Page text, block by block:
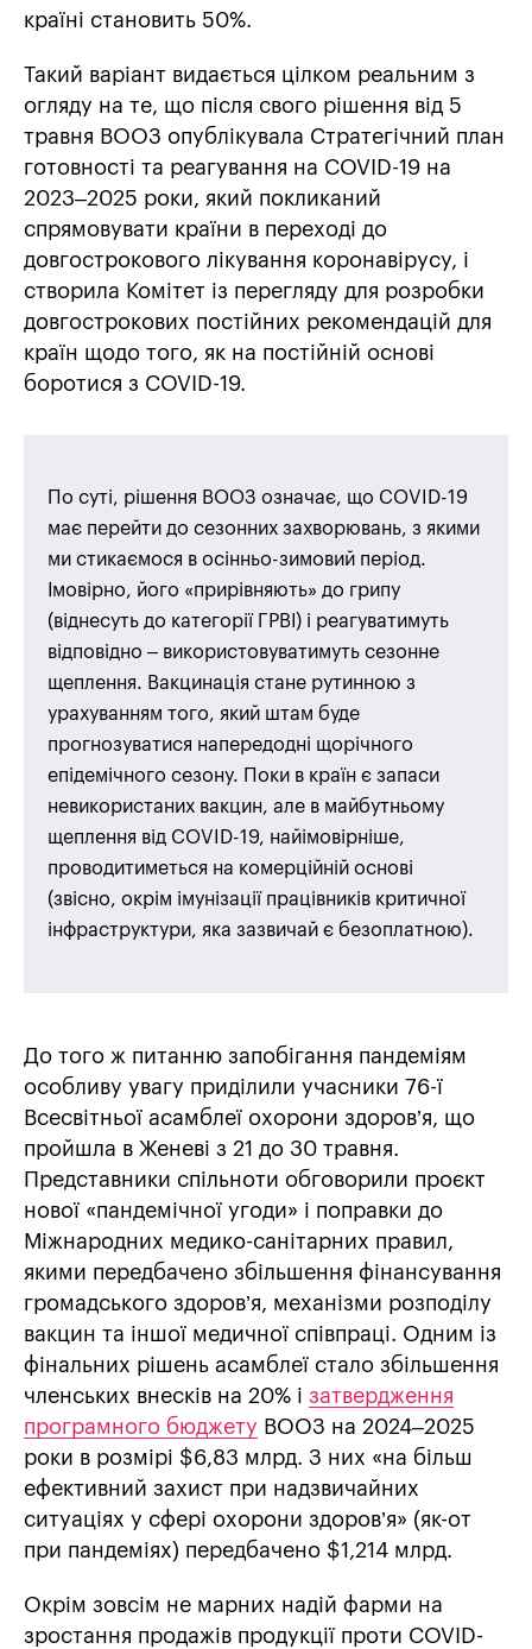
країні становить 50%.
Такий варіант видається цілком реальним з
огляду на те, що після свого рішення від 5
травня ВООЗ опублікувала Стратегічний план
готовності та реагування на COVID-19 на
2023–2025 роки, який покликаний
спрямовувати країни в переході до
довгострокового лікування коронавірусу, і
створила Комітет із перегляду для розробки
довгострокових постійних рекомендацій для
країн щодо того, як на постійній основі
боротися з COVID-19.
По суті, рішення ВООЗ означає, що COVID-19
має перейти до сезонних захворювань, з якими
ми стикаємося в осінньо-зимовий період.
Імовірно, його «прирівняють» до грипу
(віднесуть до категорії ГРВІ) і реагуватимуть
відповідно – використовуватимуть сезонне
щеплення. Вакцинація стане рутинною з
урахуванням того, який штам буде
прогнозуватися напередодні щорічного
епідемічного сезону. Поки в країн є запаси
невикористаних вакцин, але в майбутньому
щеплення від COVID-19, найімовірніше,
проводитиметься на комерційній основі
(звісно, окрім імунізації працівників критичної
інфраструктури, яка зазвичай є безоплатною).
До того ж питанню запобігання пандеміям
особливу увагу приділили учасники 76-ї
Всесвітньої асамблеї охорони здоров’я, що
пройшла в Женеві з 21 до 30 травня.
Представники спільноти обговорили проєкт
нової «пандемічної угоди» і поправки до
Міжнародних медико-санітарних правил,
якими передбачено збільшення фінансування
громадського здоров’я, механізми розподілу
вакцин та іншої медичної співпраці. Одним із
фінальних рішень асамблеї стало збільшення
членських внесків на 20% і затвердження
програмного бюджету ВООЗ на 2024–2025
роки в розмірі $6,83 млрд. З них «на більш
ефективний захист при надзвичайних
ситуаціях у сфері охорони здоров’я» (як-от
при пандеміях) передбачено $1,214 млрд.
Окрім зовсім не марних надій фарми на
зростання продажів продукції проти COVID-